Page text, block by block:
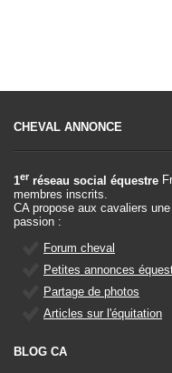
CHEVAL ANNONCE
1er réseau social équestre
membres inscrits.
CA propose aux cavaliers
passion :
Forum cheval
Petites annonces
Partage de photos
Articles sur l'équitation
BLOG CA